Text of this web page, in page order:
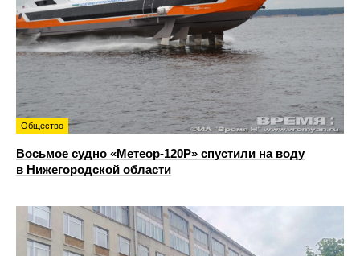
Общество
Восьмое судно «Метеор-120Р» спустили на воду
в Нижегородской области